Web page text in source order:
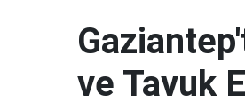
ve Tavuk